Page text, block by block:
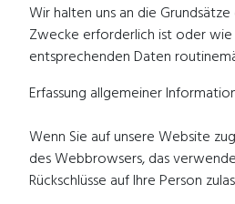
Wir halten uns an die
Zwecke erforderlich ist oder
entsprechenden Daten
Erfassung allgemeiner
Wenn Sie auf unsere Website
des Webbrowsers, das
Rückschlüsse auf Ihre Person